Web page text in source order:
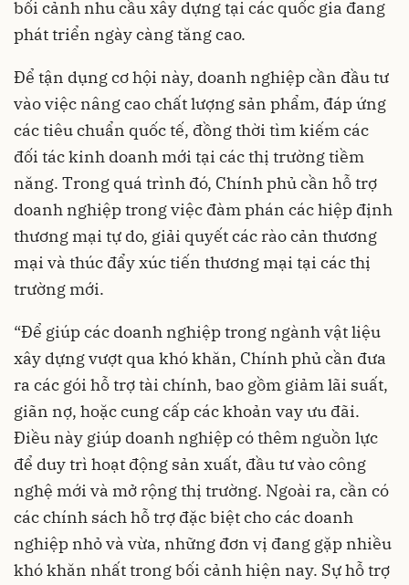
bối cảnh nhu cầu xây dựng tại các quốc gia đang
phát triển ngày càng tăng cao.
Để tận dụng cơ hội này, doanh nghiệp cần đầu tư
vào việc nâng cao chất lượng sản phẩm, đáp ứng
các tiêu chuẩn quốc tế, đồng thời tìm kiếm các
đối tác kinh doanh mới tại các thị trường tiềm
năng. Trong quá trình đó, Chính phủ cần hỗ trợ
doanh nghiệp trong việc đàm phán các hiệp định
thương mại tự do, giải quyết các rào cản thương
mại và thúc đẩy xúc tiến thương mại tại các thị
trường mới.
“Để giúp các doanh nghiệp trong ngành vật liệu
xây dựng vượt qua khó khăn, Chính phủ cần đưa
ra các gói hỗ trợ tài chính, bao gồm giảm lãi suất,
giãn nợ, hoặc cung cấp các khoản vay ưu đãi.
Điều này giúp doanh nghiệp có thêm nguồn lực
để duy trì hoạt động sản xuất, đầu tư vào công
nghệ mới và mở rộng thị trường. Ngoài ra, cần có
các chính sách hỗ trợ đặc biệt cho các doanh
nghiệp nhỏ và vừa, những đơn vị đang gặp nhiều
khó khăn nhất trong bối cảnh hiện nay. Sự hỗ trợ